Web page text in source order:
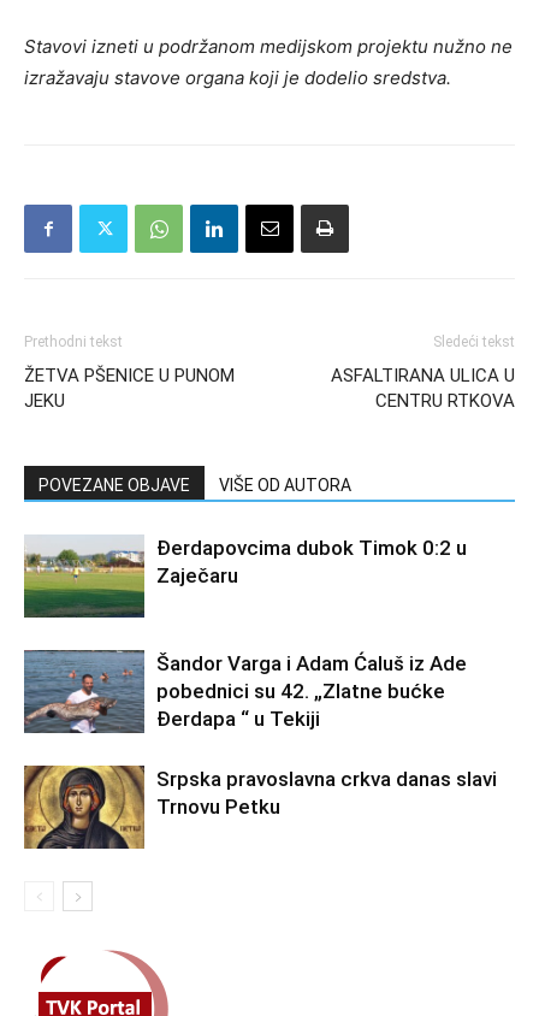
Stavovi izneti u podržanom medijskom projektu nužno ne
izražavaju stavove organa koji je dodelio sredstva.
Prethodni tekst
ŽETVA PŠENICE U PUNOM
JEKU
Sledeći tekst
ASFALTIRANA ULICA U
CENTRU RTKOVA
POVEZANE OBJAVE VIŠE OD AUTORA
Đerdapovcima dubok Timok 0:2 u
Zaječaru
Šandor Varga i Adam Ćaluš iz Ade
pobednici su 42. „Zlatne bućke
Đerdapa “ u Tekiji
Srpska pravoslavna crkva danas slavi
Trnovu Petku